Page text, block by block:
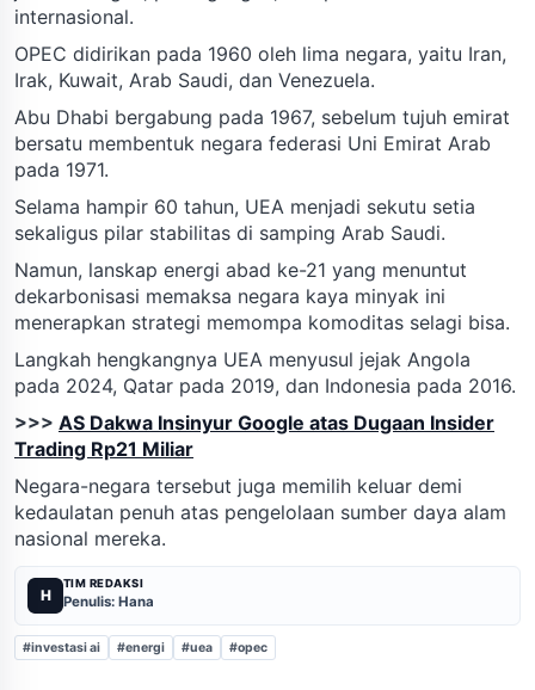
internasional.
OPEC didirikan pada 1960 oleh lima negara, yaitu Iran,
Irak, Kuwait, Arab Saudi, dan Venezuela.
Abu Dhabi bergabung pada 1967, sebelum tujuh emirat
bersatu membentuk negara federasi Uni Emirat Arab
pada 1971.
Selama hampir 60 tahun, UEA menjadi sekutu setia
sekaligus pilar stabilitas di samping Arab Saudi.
Namun, lanskap energi abad ke-21 yang menuntut
dekarbonisasi memaksa negara kaya minyak ini
menerapkan strategi memompa komoditas selagi bisa.
Langkah hengkangnya UEA menyusul jejak Angola
pada 2024, Qatar pada 2019, dan Indonesia pada 2016.
>>> AS Dakwa Insinyur Google atas Dugaan Insider
Trading Rp21 Miliar
Negara-negara tersebut juga memilih keluar demi
kedaulatan penuh atas pengelolaan sumber daya alam
nasional mereka.
H
TIM REDAKSI
Penulis: Hana
#investasi ai #energi #uea #opec